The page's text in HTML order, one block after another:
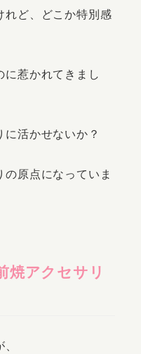
れど、どこか特別感
に惹かれてきまし
に活かせないか？
原点になっていま
焼アクセサリ